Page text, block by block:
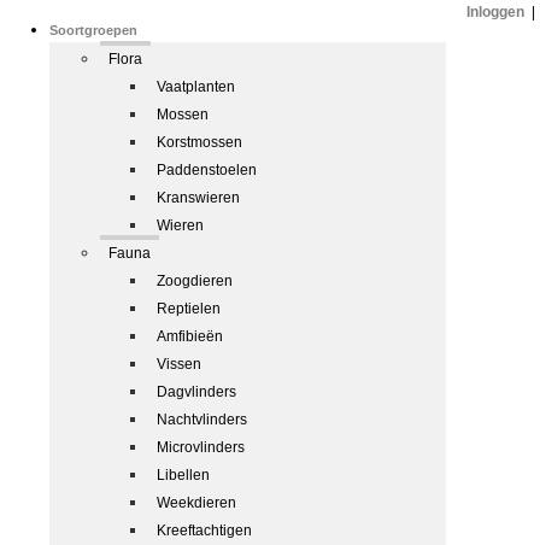
Soortgroepen
Flora
Vaatplanten
Mossen
Korstmossen
Paddenstoelen
Kranswieren
Wieren
Fauna
Zoogdieren
Reptielen
Amfibieën
Vissen
Dagvlinders
Nachtvlinders
Microvlinders
Libellen
Weekdieren
Kreeftachtigen
Inloggen